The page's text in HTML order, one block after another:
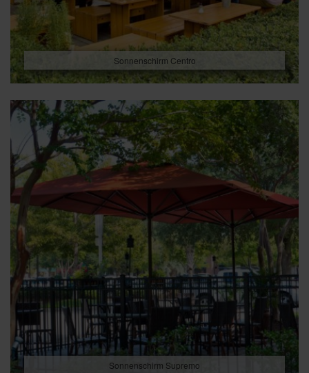
Sonnenschirm Centro
Sonnenschirm Supremo